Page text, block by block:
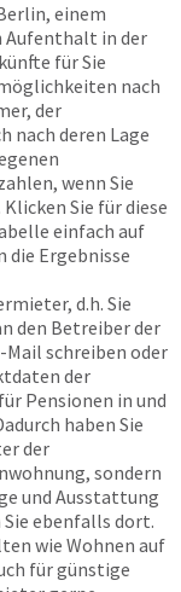
einem
Aufenthalt in der
für Sie
nach
der
nach deren Lage
wenn Sie
Sie für diese
einfach auf
die Ergebnisse
d.h. Sie
den Betreiber der
schreiben oder
der
Pensionen in und
haben Sie
der
sondern
und Ausstattung
ebenfalls dort.
wie Wohnen auf
für günstige